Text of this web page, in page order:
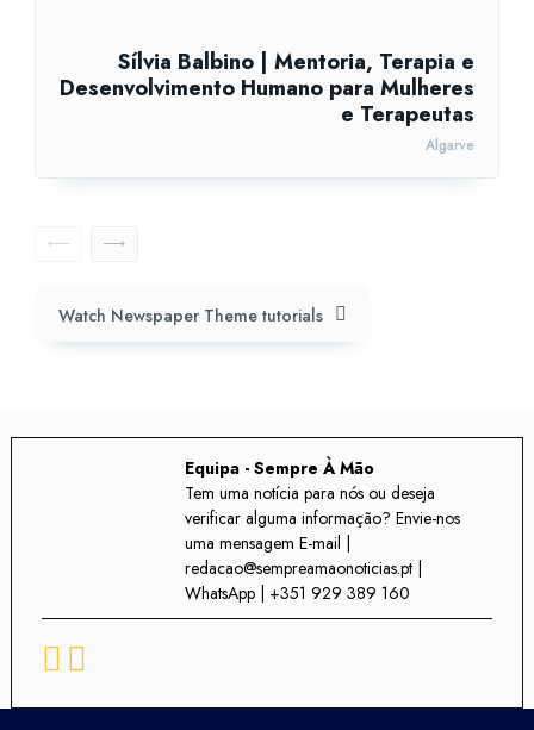
Sílvia Balbino | Mentoria, Terapia e
Desenvolvimento Humano para Mulheres
e Terapeutas
Algarve
Watch Newspaper Theme tutorials
Equipa - Sempre À Mão
Tem uma notícia para nós ou deseja
verificar alguma informação? Envie-nos
uma mensagem E-mail |
redacao@sempreamaonoticias.pt |
WhatsApp | +351 929 389 160